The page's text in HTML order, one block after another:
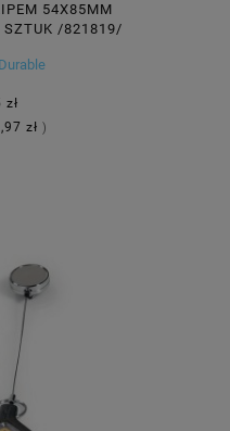
54X85MM
SZTUK /821819/
Durable
zł
zł )